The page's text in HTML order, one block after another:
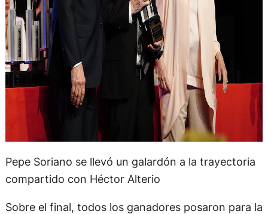
Pepe Soriano se llevó un galardón a la trayectoria
compartido con Héctor Alterio
Sobre el final, todos los ganadores posaron para la